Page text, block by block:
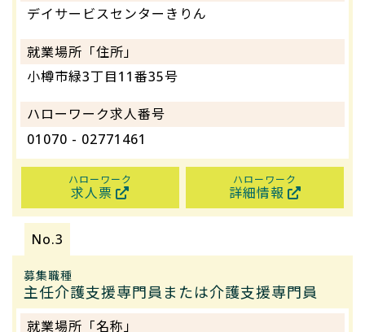
デイサービスセンターきりん
就業場所「住所」
小樽市緑3丁目11番35号
ハローワーク求人番号
01070 - 02771461
ハローワーク
求人票
ハローワーク
詳細情報
募集職種
主任介護支援専門員または介護支援専門員
就業場所「名称」